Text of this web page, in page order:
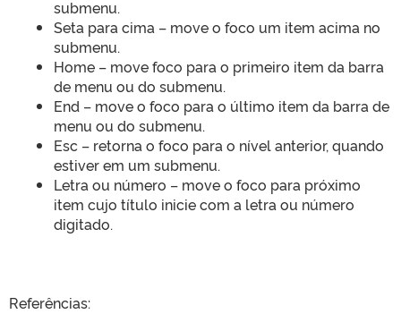
submenu.
Seta para cima – move o foco um item acima no
submenu.
Home – move foco para o primeiro item da barra
de menu ou do submenu.
End – move o foco para o último item da barra de
menu ou do submenu.
Esc – retorna o foco para o nível anterior, quando
estiver em um submenu.
Letra ou número – move o foco para próximo
item cujo título inicie com a letra ou número
digitado.
Referências: